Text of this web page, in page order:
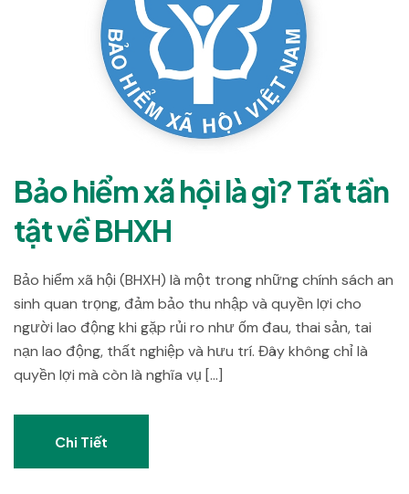
Bảo hiểm xã hội là gì? Tất tần
tật về BHXH
Bảo hiểm xã hội (BHXH) là một trong những chính sách an
sinh quan trọng, đảm bảo thu nhập và quyền lợi cho
người lao động khi gặp rủi ro như ốm đau, thai sản, tai
nạn lao động, thất nghiệp và hưu trí. Đây không chỉ là
quyền lợi mà còn là nghĩa vụ […]
Chi Tiết